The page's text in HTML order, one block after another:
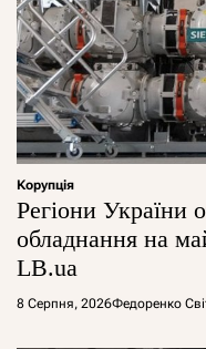
Корупція
Регіони України
обладнання на
LB.ua
8 Серпня, 2026Федоренко